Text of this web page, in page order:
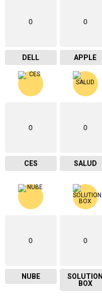
0
DELL
0
APPLE
0
CES
0
SALUD
0
NUBE
0
SOLUTION
BOX